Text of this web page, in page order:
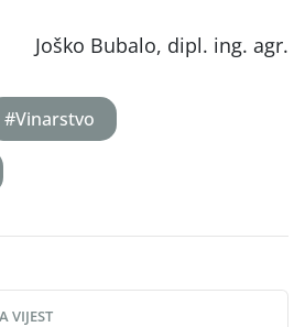
Joško Bubalo, dipl. ing. agr.
#Vinarstvo
VIJEST